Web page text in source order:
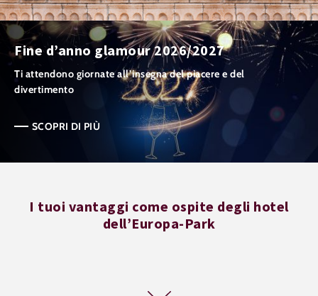
Fine d’anno glamour 2026/2027
Ti attendono giornate all’insegna del piacere e del
divertimento
SCOPRI DI PIÙ
I tuoi vantaggi come ospite degli hotel
dell’Europa-Park